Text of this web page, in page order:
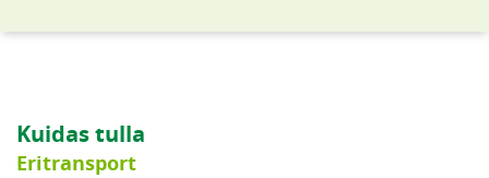
Kuidas tulla
Eritransport